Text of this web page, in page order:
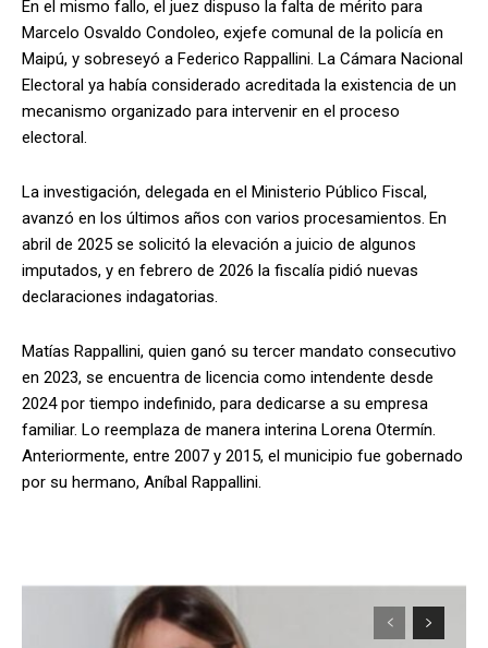
En el mismo fallo, el juez dispuso la falta de mérito para
Marcelo Osvaldo Condoleo, exjefe comunal de la policía en
Maipú, y sobreseyó a Federico Rappallini. La Cámara Nacional
Electoral ya había considerado acreditada la existencia de un
mecanismo organizado para intervenir en el proceso
electoral.
La investigación, delegada en el Ministerio Público Fiscal,
avanzó en los últimos años con varios procesamientos. En
abril de 2025 se solicitó la elevación a juicio de algunos
imputados, y en febrero de 2026 la fiscalía pidió nuevas
declaraciones indagatorias.
Matías Rappallini, quien ganó su tercer mandato consecutivo
en 2023, se encuentra de licencia como intendente desde
2024 por tiempo indefinido, para dedicarse a su empresa
familiar. Lo reemplaza de manera interina Lorena Otermín.
Anteriormente, entre 2007 y 2015, el municipio fue gobernado
por su hermano, Aníbal Rappallini.